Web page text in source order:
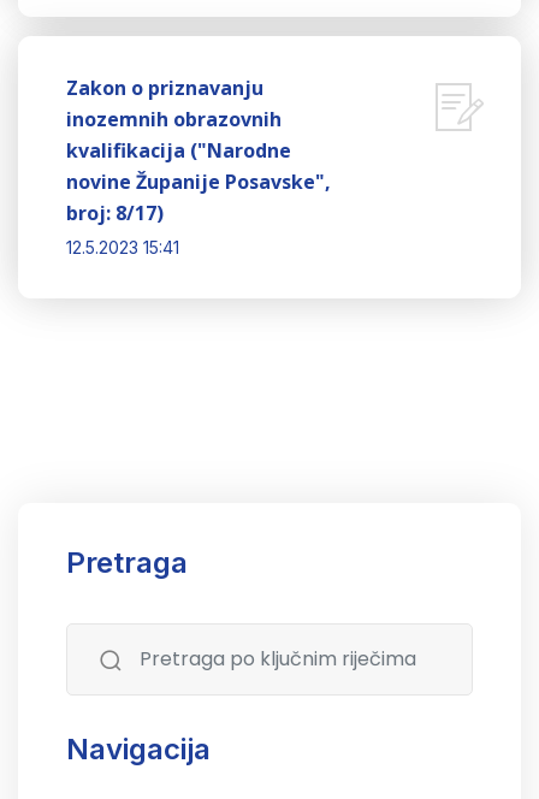
Zakon o priznavanju
inozemnih obrazovnih
kvalifikacija ("Narodne
novine Županije Posavske",
broj: 8/17)
12.5.2023 15:41
Pretraga
Navigacija